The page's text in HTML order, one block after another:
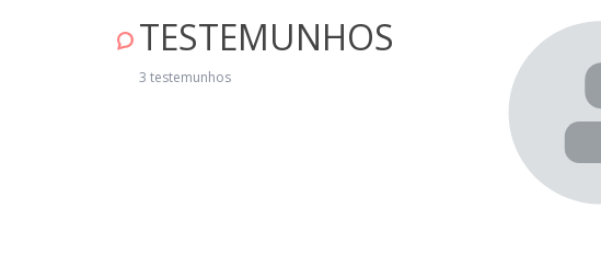
TESTEMUNHOS
3 testemunhos
com uma excelente vista, acolhedora e muito bem localizada. O
é extremamente simpático. Aconselho." Setembro 14, 2023